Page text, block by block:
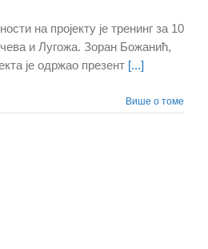
на пројекту је тренинг за 10
и Лугожа. Зоран Божанић,
је одржао презент [...]
Више о томе